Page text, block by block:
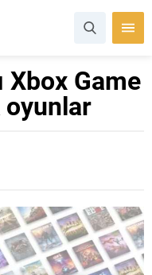
Xbox Game
oyunlar